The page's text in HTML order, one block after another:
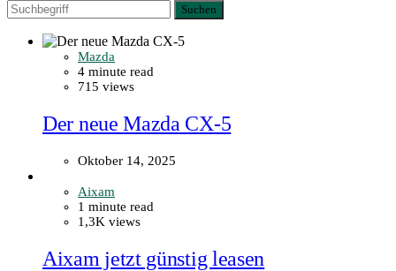
Suchen
Mazda
4 minute read
715 views
Der neue Mazda CX-5
Oktober 14, 2025
Aixam
1 minute read
1,3K views
Aixam jetzt günstig leasen